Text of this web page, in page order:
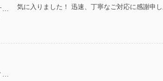
気に入りました！ 迅速、丁寧なご対応に感謝申